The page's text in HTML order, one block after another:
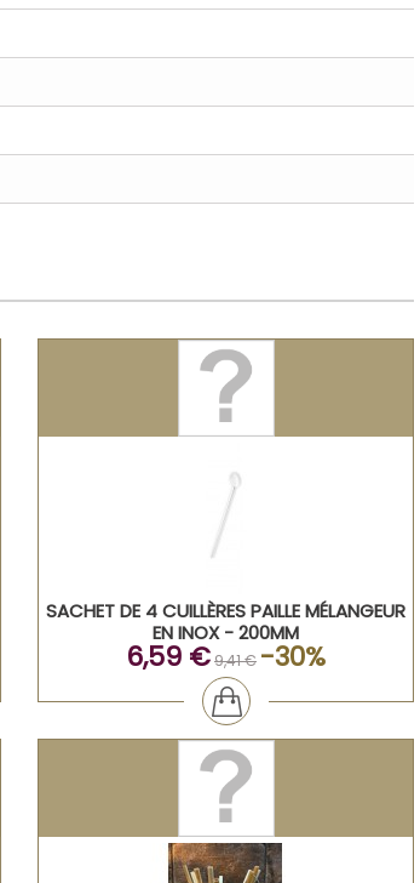
SACHET DE 4 CUILLÈRES PAILLE MÉLANGEUR
EN INOX - 200MM
6,59 €9,41 € -30%